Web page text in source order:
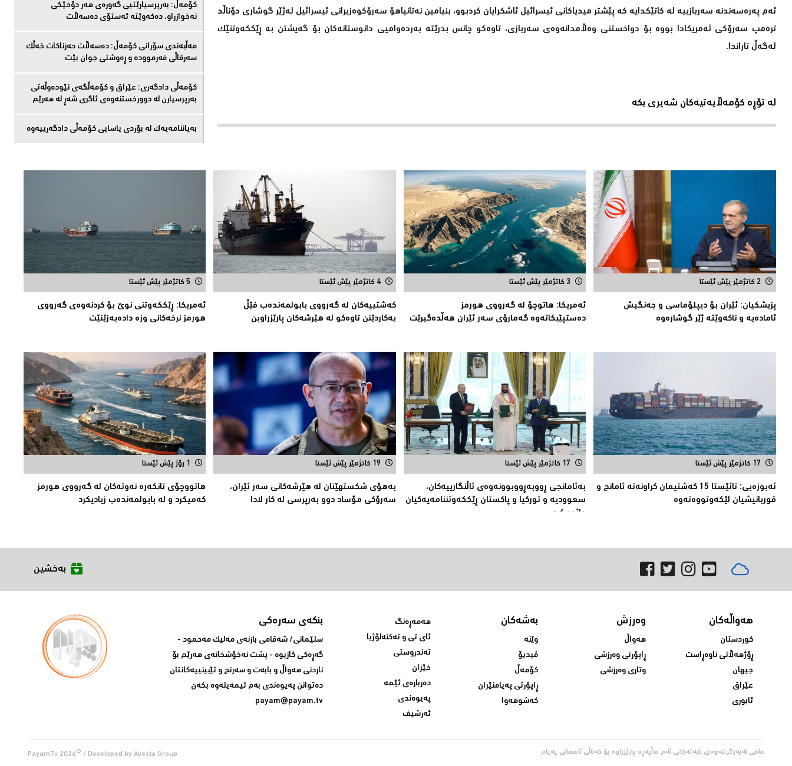
ئەم پەرەسەندنە سەربازییە لە کاتێکدایە کە پێشتر میدیاکانی ئیسرائیل ئاشکرایان کردبوو، بنیامین نەتانیاهۆ سەرۆکوەزیرانی ئیسرائیل لەژێر گوشاری دۆناڵد
ترەمپ سەرۆکی ئەمریکادا بووە بۆ دواخستنی وەڵامدانەوەی سەربازی، تاوەکو چانس بدرێتە بەردەوامیی دانوستانەکان بۆ گەیشتن بە ڕێککەوتنێک
لەگەڵ تاراندا.
لە تۆڕە کۆمەڵایەتیەکان شەیری بکە
كۆمەڵ: بەرپرسیارێتیی گەورەی هەر دۆخێکی
نەخوازراو، دەكەوێتە ئەستۆی دەسەڵات
مەڵبەندى سۆرانى کۆمەڵ: دەسەڵات حەزناکات خەڵک
سەرقاڵى فەرموودە و ڕەوشتى جوان بێت
کۆمەڵى دادگەرى: عێراق و كۆمەڵگەی نێودەوڵەتی
بەرپرسیارن لە دوورخستنەوەى ئاگری شەڕ لە هەرێم
بەیاننامەیەک لە بۆردی یاسایی کۆمەڵی دادگەرییەوە
2 کاتژمێر پێش ئێستا
پزیشكیان: ئێران بۆ دیپلۆماسی و جەنگیش
ئامادەیە و ناکەوێتە ژێر گوشارەوە
3 کاتژمێر پێش ئێستا
ئەمریكا: هاتوچۆ لە گەرووی هورمز
دەستپێبكاتەوە گەمارۆی سەر ئێران هەڵدەگیرێت
4 کاتژمێر پێش ئێستا
کەشتییەکان لە گەرووى بابولمەندەب فێڵ
بەکاردێنن تاوەکو لە هێرشەکان پارێزراوبن
5 کاتژمێر پێش ئێستا
ئەمریكا: ڕێککەوتنى نوێ بۆ كردنەوەی گەرووی
هورمز نرخەكانی وزە دادەبەزێنێت
17 کاتژمێر پێش ئێستا
ئەبوزەبی: تائێستا 15 كەشتیمان كراونەتە ئامانج و
قوربانیشیان لێكەوتووەتەوە
17 کاتژمێر پێش ئێستا
بەئامانجی ڕووبەڕووبوونەوەی ئاڵنگارییەكان،
سعوودیە و توركیا و پاكستان ڕێككەوتننامەیەکیان
واژوو كرد
19 کاتژمێر پێش ئێستا
بەهۆى شکستهێنان لە هێرشەکانى سەر ئێران،
سەرۆكی مۆساد دوو بەرپرسی لە كار لادا
1 رۆژ پێش ئێستا
هاتووچۆی تانكەرە نەوتەكان لە گەرووی هورمز
کەمیکرد و لە بابولمەندەب زیادیكرد
بەخشین
هەواڵەکان
کوردستان
ڕۆژهەڵاتی ناوەڕاست
جیهان
عێراق
ئابوری
وەرزش
هەواڵ
ڕاپۆرتی وەرزشی
وتاری وەرزشی
بەشەکان
وێنە
ڤیدیۆ
کۆمەڵ
ڕاپۆرتی پەیامنێران
کەشوهەوا
هەمەڕەنگ
ئای تی و تەکنەلۆژیا
تەندروستی
خێزان
دەربارەی ئێمە
پەیوەندی
ئەرشیف
بنکەی سەرەکی
سلێمانی/ شه‌قامی بازنه‌ی مه‌لیک مه‌حمود -
گه‌ڕه‌کی کازیوه‌ - پشت نه‌خۆشخانه‌ی‌ هه‌رێم بۆ
ناردنی‌ هه‌واڵ و بابه‌ت و سه‌رنج و تێبینییه‌كانتان
ده‌توانن په‌یوه‌ندی‌ به‌م ئیمه‌یله‌وه‌ بكه‌ن
payam@payam.tv
مافی لەبەرگرتنەوەی بابەتەکانی ئەم ماڵپەڕە پارێزراوە بۆ کەناڵی ئاسمانی پەیام PayamTv 2026© / Developed byAvesta Group